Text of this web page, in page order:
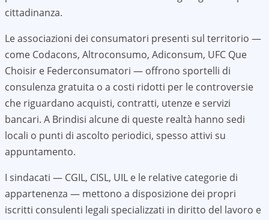
cittadinanza.
Le associazioni dei consumatori presenti sul territorio —
come Codacons, Altroconsumo, Adiconsum, UFC Que
Choisir e Federconsumatori — offrono sportelli di
consulenza gratuita o a costi ridotti per le controversie
che riguardano acquisti, contratti, utenze e servizi
bancari. A Brindisi alcune di queste realtà hanno sedi
locali o punti di ascolto periodici, spesso attivi su
appuntamento.
I sindacati — CGIL, CISL, UIL e le relative categorie di
appartenenza — mettono a disposizione dei propri
iscritti consulenti legali specializzati in diritto del lavoro e